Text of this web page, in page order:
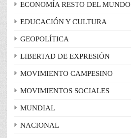
ECONOMÍA RESTO DEL MUNDO
EDUCACIÓN Y CULTURA
GEOPOLÍTICA
LIBERTAD DE EXPRESIÓN
MOVIMIENTO CAMPESINO
MOVIMIENTOS SOCIALES
MUNDIAL
NACIONAL